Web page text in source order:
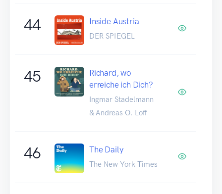
44 Inside Austria
DER SPIEGEL
45
Richard, wo
erreiche ich Dich?
Ingmar Stadelmann
& Andreas O. Loff
46 The Daily
The New York Times